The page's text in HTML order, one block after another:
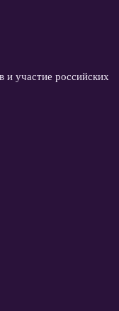
и участие российских